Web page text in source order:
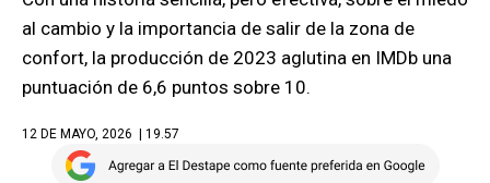
al cambio y la importancia de salir de la zona de
confort, la producción de 2023 aglutina en IMDb una
puntuación de 6,6 puntos sobre 10.
12 DE MAYO, 2026 | 19.57